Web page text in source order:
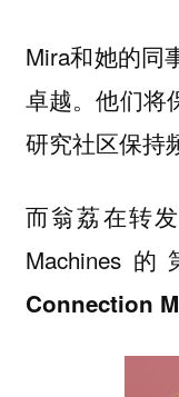
Mira和她的同
卓越。他们将
研究社区保持
而翁荔在转
Machines
Connection